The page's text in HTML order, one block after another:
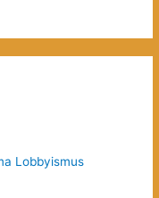
Lobbyismus